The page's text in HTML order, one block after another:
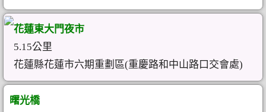
花蓮東大門夜市
5.15公里
花蓮縣花蓮市六期重劃區(重慶路和中山路口交會處)
曙光橋